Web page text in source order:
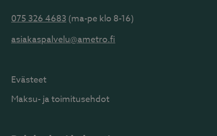
075 326 4683(ma-pe klo 8-16)
asiakaspalvelu@ametro.fi
Evästeet
Maksu- ja toimitusehdot